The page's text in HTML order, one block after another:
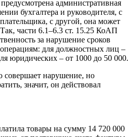
административная
бухгалтера и руководителя, с
с другой, она может
части 6.1–6.3 ст. 15.25 КоАП
за нарушение сроков
для должностных лиц –
юридических – от 1000 до 50 000.
совершает нарушение, но
значит, он действовал
товары на сумму 14 720 000